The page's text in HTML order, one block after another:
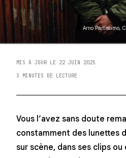
Arno Partissimo,
MIS À JOUR LE 22 JUIN 2025
3 MINUTES DE LECTURE
Vous l’avez sans doute
constamment des lunettes
sur scène, dans ses clips